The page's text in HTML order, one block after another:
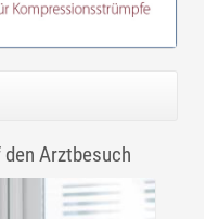
Arztbesuch